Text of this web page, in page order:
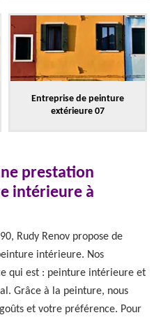
Entreprise de peinture
extérieure 07
prestation
intérieure à
Rudy Renov propose de
intérieure. Nos
qui est : peinture intérieure et
Grâce à la peinture, nous
et votre préférence. Pour